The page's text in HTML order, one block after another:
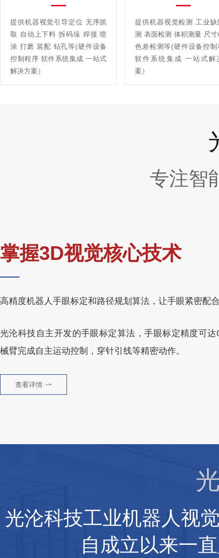
提供机器视觉引导定位 无序抓
取 自动上下料 拆码垛 焊接 喷
涂 打磨 装配 钻孔等(硬件设备
控制程序 软件系统集成 一站式
解决方案）
提供机器视觉检测 工业缺
测 表面检测 体积测量 尺寸
色差检测等(硬件设备控制
软件系统集成 一站式解
案）
专注智
掌握3D视觉核心技术
高精度机器人手眼标定和路径规划算法，让手眼紧密配
光沦科技自主开发的手眼标定算法，手眼标定精度可
械臂完成自主运动控制，穿针引线等精密动作。
查看详情
光沦科技工业机器人视
自成立以来一